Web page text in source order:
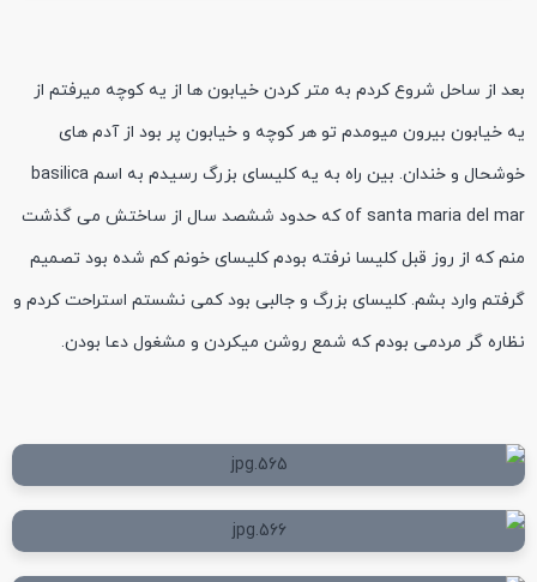
بعد از ساحل شروع کردم به متر کردن خیابون ها از یه کوچه میرفتم از
یه خیابون بیرون میومدم تو هر کوچه و خیابون پر بود از آدم های
خوشحال و خندان. بین راه به یه کلیسای بزرگ رسیدم به اسم basilica
of santa maria del mar که حدود ششصد سال از ساختش می گذشت
منم که از روز قبل کلیسا نرفته بودم کلیسای خونم کم شده بود تصمیم
گرفتم وارد بشم. کلیسای بزرگ و جالبی بود کمی نشستم استراحت کردم و
نظاره گر مردمی بودم که شمع روشن میکردن و مشغول دعا بودن.